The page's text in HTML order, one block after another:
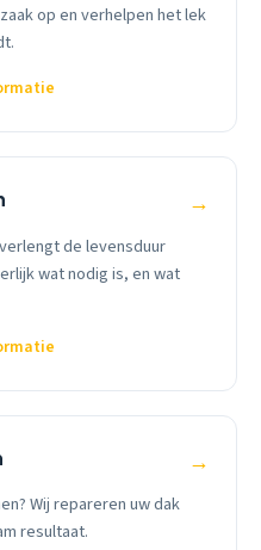
op en verhelpen het lek
→
de levensduur
wat nodig is, en wat
→
Wij repareren uw dak
resultaat.